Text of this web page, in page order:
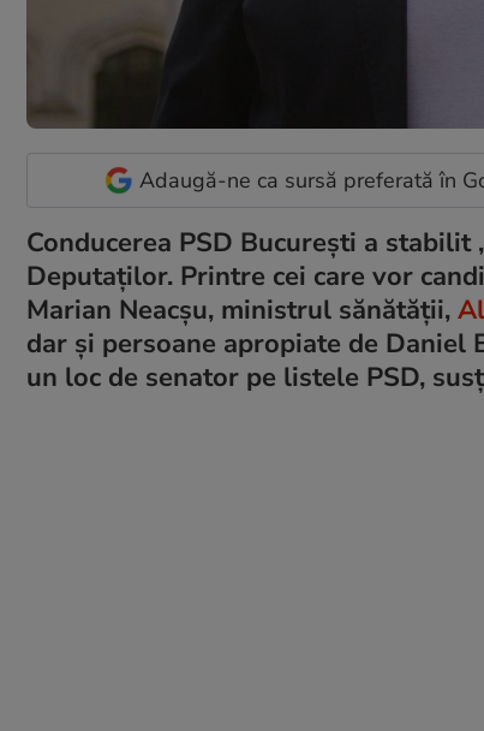
Adaugă-ne ca sursă preferată în
Conducerea PSD Bucureşti a
Deputaţilor. Printre cei care vor
Marian Neacşu, ministrul sănătăţii,
dar şi persoane apropiate de Daniel
un loc de senator pe listele PSD,